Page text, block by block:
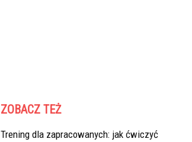
ZOBACZ TEŻ
Trening dla zapracowanych: jak ćwiczyć